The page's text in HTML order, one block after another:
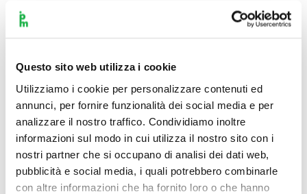
Questo sito web utilizza i cookie
Utilizziamo i cookie per personalizzare contenuti ed
annunci, per fornire funzionalità dei social media e per
analizzare il nostro traffico. Condividiamo inoltre
informazioni sul modo in cui utilizza il nostro sito con i
nostri partner che si occupano di analisi dei dati web,
pubblicità e social media, i quali potrebbero combinarle
con altre informazioni che ha fornito loro o che hanno
www.worldticketshop.it e www.viagogo.it, non
sono canali ufficiali autorizzati alla vendita dei
Teatro Dal Verme.
Il singolo biglietto costituisce diritto di accesso
esclusivamente per l’evento nella data, nel giorno,
nel posto, nell’orario e nella categoria per il quale è
stato emesso.
In caso di eventuali errori e/o omissioni è